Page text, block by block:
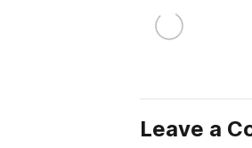
Leave a